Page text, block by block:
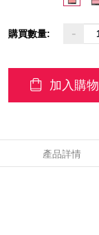
購買數量: -
加入購
產品詳情